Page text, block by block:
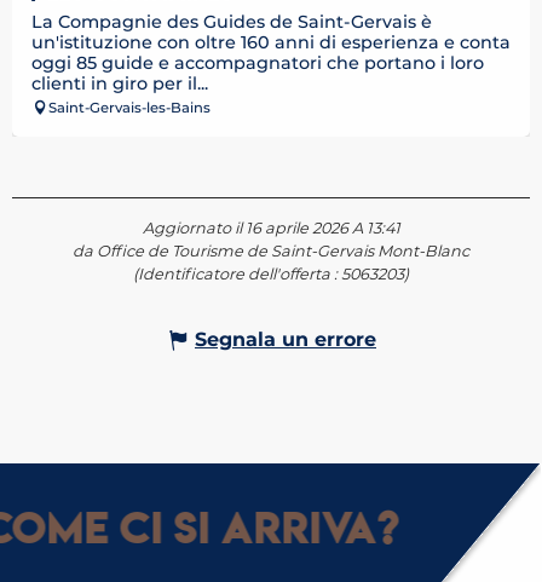
La Compagnie des Guides de Saint-Gervais è
un'istituzione con oltre 160 anni di esperienza e conta
oggi 85 guide e accompagnatori che portano i loro
clienti in giro per il...
Saint-Gervais-les-Bains
Aggiornato il 16 aprile 2026 A 13:41
da Office de Tourisme de Saint-Gervais Mont-Blanc
(Identificatore dell'offerta :5063203)
Segnala un errore
ci si arriva?